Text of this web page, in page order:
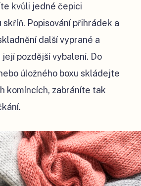
kvůli jedné čepici
Popisování přihrádek a
další vyprané a
pozdější vybalení. Do
úložného boxu skládejte
komíncích, zabráníte tak